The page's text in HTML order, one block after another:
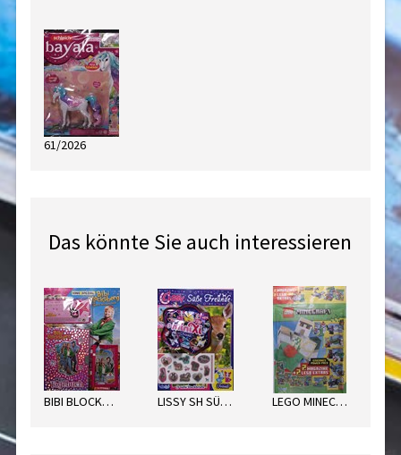
61/2026
Das könnte Sie auch interessieren
BIBI BLOCKSB. HEXENTREFF.KINO LISSY SH SÜßE FREUNDE LEGO MINECRAFT POWER PACK